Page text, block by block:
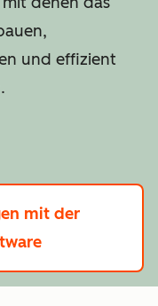
und effizient
mit der